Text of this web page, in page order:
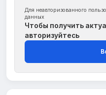
Для неавторизованного
данных
Чтобы получить
авторизуйтесь